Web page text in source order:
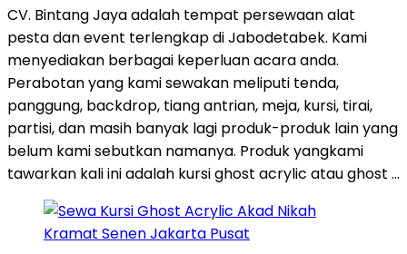
CV. Bintang Jaya adalah tempat persewaan alat
pesta dan event terlengkap di Jabodetabek. Kami
menyediakan berbagai keperluan acara anda.
Perabotan yang kami sewakan meliputi tenda,
panggung, backdrop, tiang antrian, meja, kursi, tirai,
partisi, dan masih banyak lagi produk-produk lain yang
belum kami sebutkan namanya. Produk yangkami
tawarkan kali ini adalah kursi ghost acrylic atau ghost …